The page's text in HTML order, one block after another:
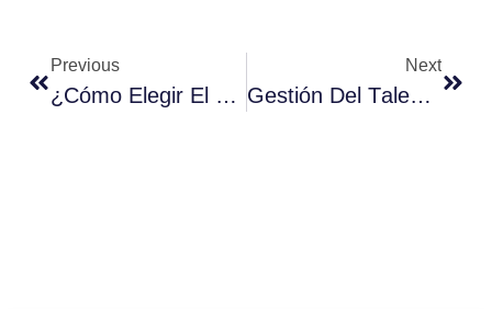
Previous
¿Cómo Elegir El Mejor Software De Recursos Humanos?
Next
Gestión Del Talento: Beneficios Del Reclutamiento De Personal Inteligente